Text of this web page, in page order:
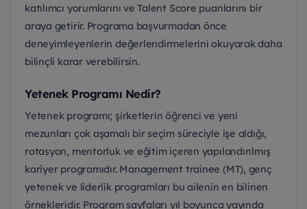
katılımcı yorumlarını ve Talent Score puanlarını bir
araya getirir. Programa başvurmadan önce
deneyimleyenlerin değerlendirmelerini okuyarak daha
bilinçli karar verebilirsin.
Yetenek Programı Nedir?
Yetenek programı; şirketlerin öğrenci ve yeni
mezunları çok aşamalı bir seçim süreciyle işe aldığı,
rotasyon, mentorluk ve eğitim içeren yapılandırılmış
kariyer programıdır. Management trainee (MT), genç
yetenek ve liderlik programları bu ailenin en bilinen
örnekleridir. Program sayfaları yıl boyunca yayında